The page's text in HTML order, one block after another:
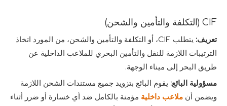
CIF (التكلفة والتأمين والشحن)
تعريف:
يتطلب CIF، أو التكلفة والتأمين والشحن، من المورد اتخاذ
الترتيبات اللازمة للنقل والتأمين البحري للملاعب الداخلية عن
طريق البحر إلى ميناء الوجهة.
مسؤولية البائع: يقوم البائع بتزويد جميع مستندات الشحن اللازمة
ويضمن أن ملاعب داخلية مؤمنة بالكامل ضد أي خسارة أو ضرر أثناء